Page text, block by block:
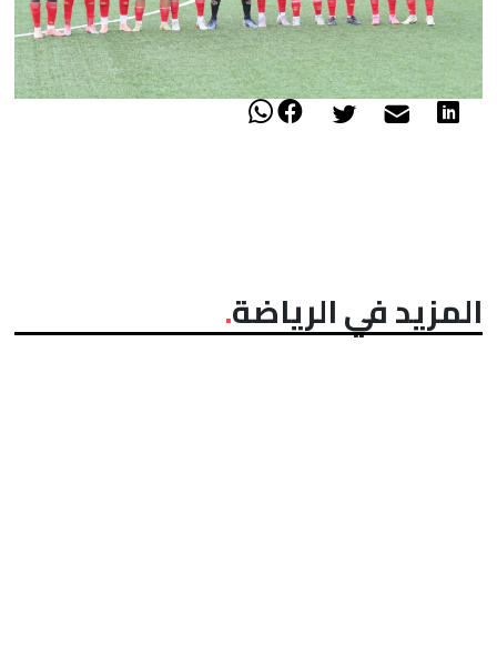
المزيد في الرياضة